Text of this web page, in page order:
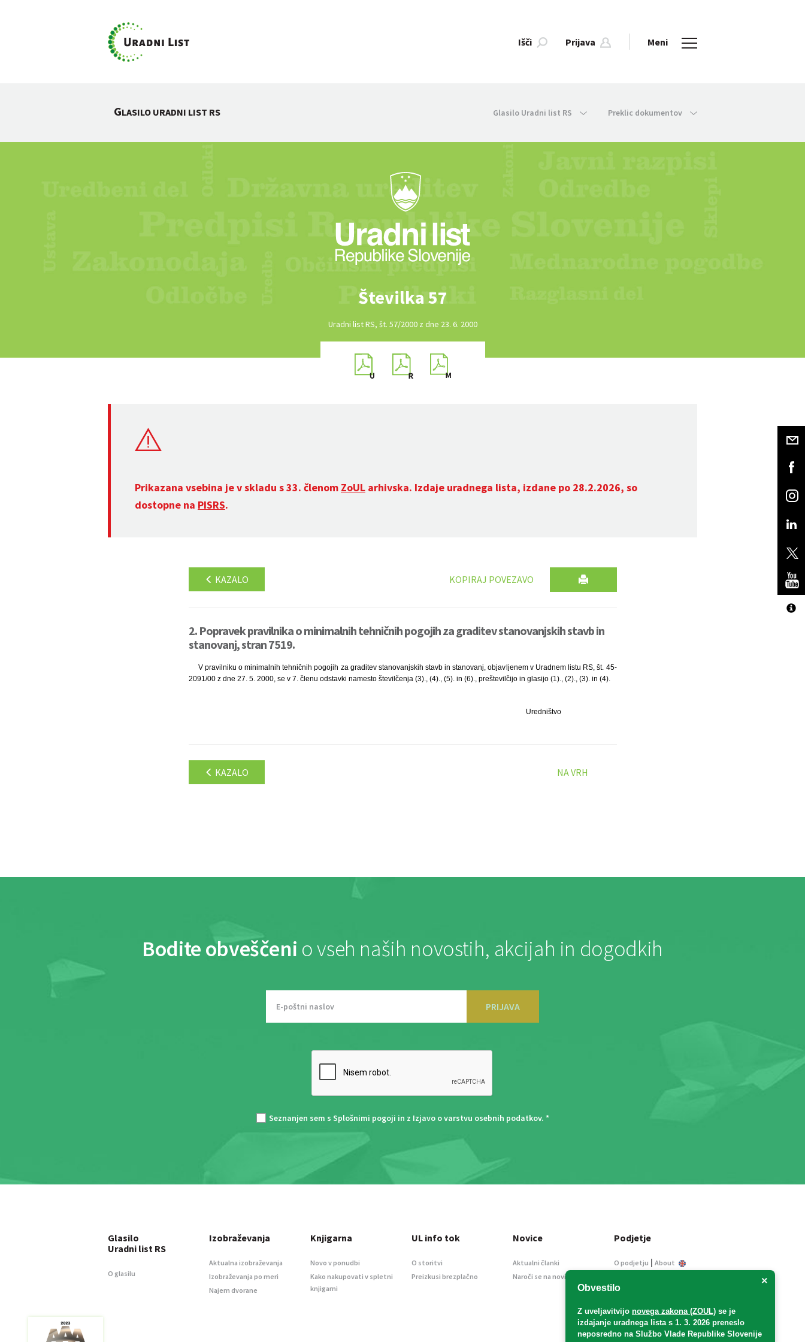
Išči Prijava Meni
GLASILO URADNI LIST RS Glasilo Uradni list RS Preklic dokumentov
Številka 57
Uradni list RS, št. 57/2000 z dne 23. 6. 2000
Prikazana vsebina je v skladu s 33. členom ZoUL arhivska. Izdaje uradnega lista, izdane po 28.2.2026, so
dostopne na PISRS.
KAZALO KOPIRAJ POVEZAVO
2. Popravek pravilnika o minimalnih tehničnih pogojih za graditev stanovanjskih stavb in
stanovanj, stran 7519.
V pravilniku o minimalnih tehničnih pogojih za graditev stanovanjskih stavb in stanovanj, objavljenem v Uradnem listu RS, št. 45-
2091/00 z dne 27. 5. 2000, se v 7. členu odstavki namesto številčenja (3)., (4)., (5). in (6)., preštevilčijo in glasijo (1)., (2)., (3). in (4).
Uredništvo
KAZALO NA VRH
Bodite obveščeni o vseh naših novostih, akcijah in dogodkih
PRIJAVA
Seznanjen sem s Splošnimi pogoji in z Izjavo o varstvu osebnih podatkov. *
×
Obvestilo
Z uveljavitvijo novega zakona (ZOUL) se je
izdajanje uradnega lista s 1. 3. 2026 preneslo
neposredno na Službo Vlade Republike Slovenije
Glasilo
Uradni list RS
O glasilu
Izobraževanja
Aktualna izobraževanja
Izobraževanja po meri
Najem dvorane
Knjigarna
Novo v ponudbi
Kako nakupovati v spletni
knjigarni
UL info tok
O storitvi
Preizkusi brezplačno
Novice
Aktualni članki
Naroči se na novice
Podjetje
O podjetju | About
Informacije javnega
Oglaševanje
Splošni pogoji